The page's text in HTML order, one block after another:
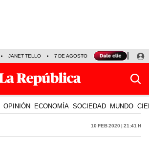
JANET TELLO 7 DE AGOSTO TINKA RESULTADOS
OPINIÓN ECONOMÍA SOCIEDAD MUNDO
10 Feb 2020 | 21:41 h